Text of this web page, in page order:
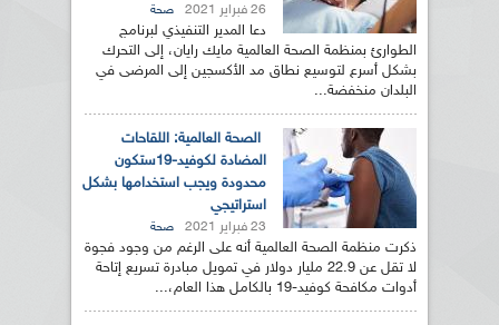
26 فبراير 2021 صحة
دعا المدير التنفيذي لبرنامج
الطوارئ بمنظمة الصحة العالمية مايك رايان، إلى التحرك
بشكل أسرع لتوسيع نطاق مد الأكسجين إلى المرضى في
البلدان منخفضة...
الصحة العالمية: اللقاحات
المضادة لكوفيد-19ستكون
محدودة ويجب استخدامها بشكل
استراتيجي
23 فبراير 2021 صحة
ذكرت منظمة الصحة العالمية أنه على الرغم من وجود فجوة
لا تقل عن 22.9 مليار دولار في تمويل مبادرة تسريع إتاحة
أدوات مكافحة كوفيد-19 بالكامل هذا العام،...